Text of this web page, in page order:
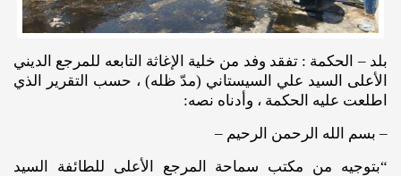
بلد – الحكمة : تفقد وفد من خلية الإغاثة التابعه للمرجع الديني
الأعلى السيد علي السيستاني (مدّ ظله) ، حسب التقرير الذي
اطلعت عليه الحكمة ، وأدناه نصه:
– بسم الله الرحمن الرحيم –
“بتوجيه من مكتب سماحة المرجع الأعلى للطائفة السيد